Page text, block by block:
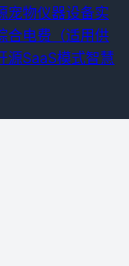
宠物仪器设备实
合电费（适用供
源SaaS模式智慧